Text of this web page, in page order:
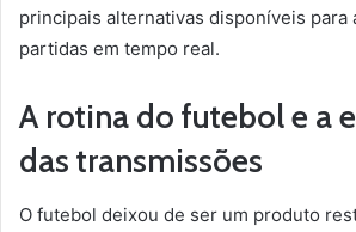
principais alternativas disponíveis para
partidas em tempo real.
A rotina do futebol e a
das transmissões
O futebol deixou de ser um produto